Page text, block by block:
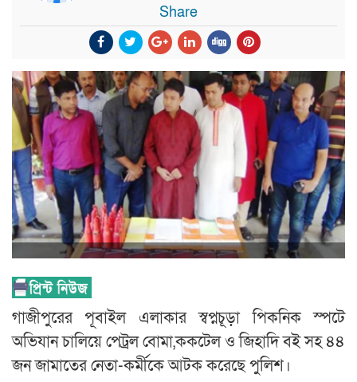
Share
গাজীপুরের পূবাইল এলাকার স্বপ্নচূড়া পিকনিক স্পটে
অভিযান চালিয়ে পেট্রল বোমা,ককটেল ও জিহাদি বই সহ ৪৪
জন জামাতের নেতা-কর্মীকে আটক করেছে পুলিশ।